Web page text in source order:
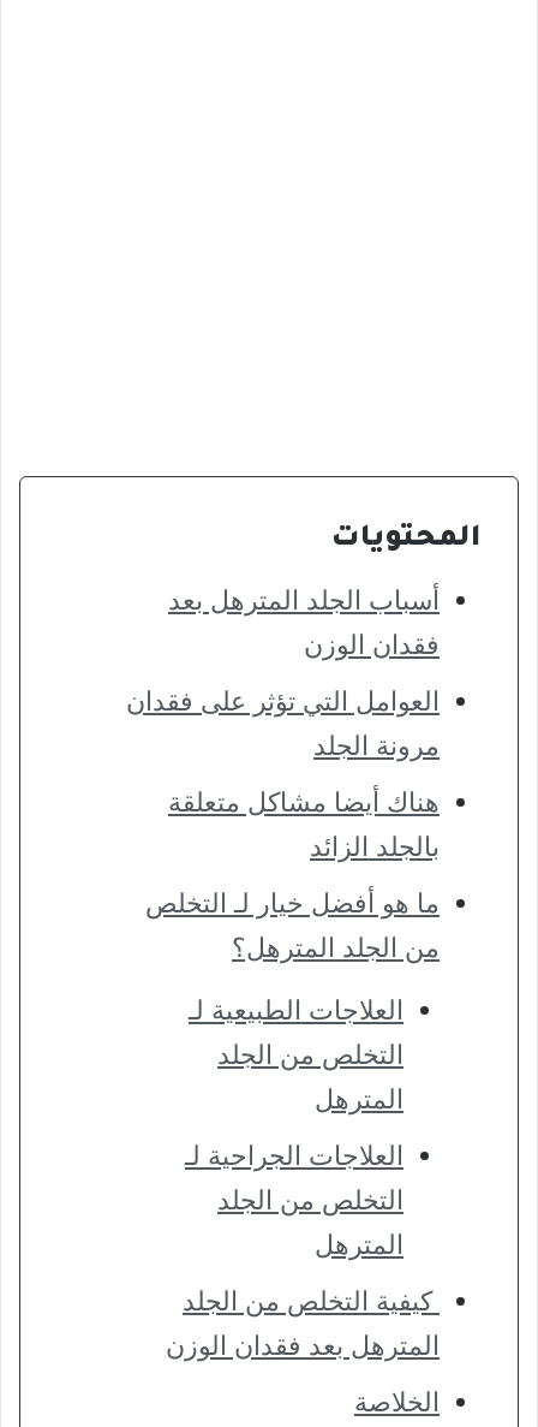
المحتويات
أسباب الجلد المترهل بعد
فقدان الوزن
العوامل التي تؤثر على فقدان
مرونة الجلد
هناك أيضا مشاكل متعلقة
بالجلد الزائد
ما هو أفضل خيار لـ التخلص
من الجلد المترهل؟
العلاجات الطبيعية لـ
التخلص من الجلد
المترهل
العلاجات الجراحية لـ
التخلص من الجلد
المترهل
كيفية التخلص من الجلد
المترهل بعد فقدان الوزن
الخلاصة